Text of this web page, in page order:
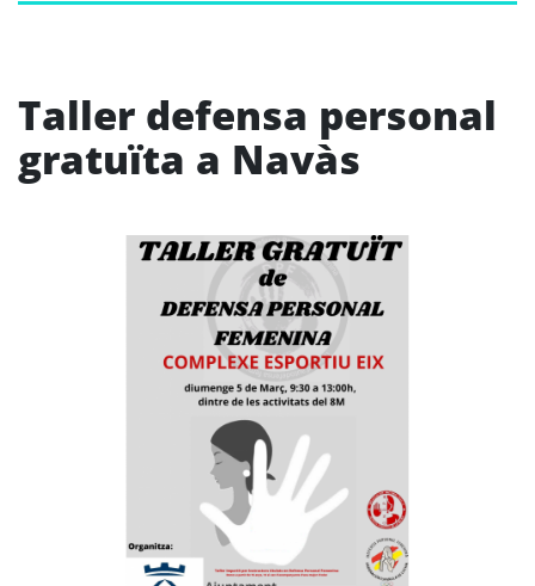
Taller defensa personal
gratuïta a Navàs